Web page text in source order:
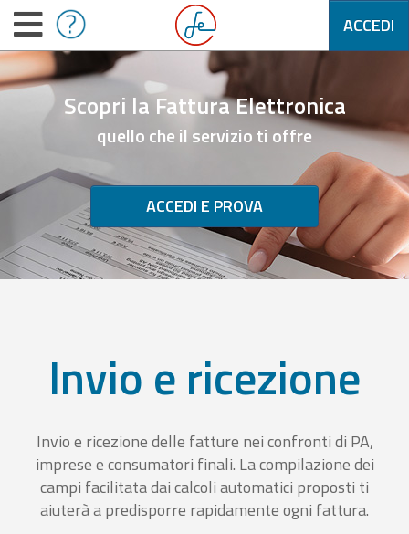
ACCEDI
Scopri la Fattura Elettronica
quello che il servizio ti offre
ACCEDI E PROVA
Invio e ricezione
Invio e ricezione delle fatture nei confronti di PA,
imprese e consumatori finali. La compilazione dei
campi facilitata dai calcoli automatici proposti ti
aiuterà a predisporre rapidamente ogni fattura.